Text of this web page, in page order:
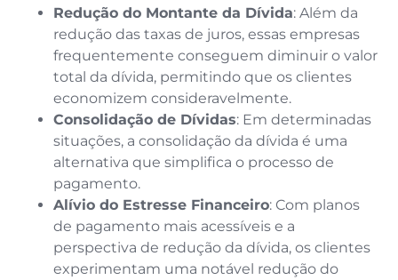
Redução do Montante da Dívida: Além da
redução das taxas de juros, essas empresas
frequentemente conseguem diminuir o valor
total da dívida, permitindo que os clientes
economizem consideravelmente.
Consolidação de Dívidas: Em determinadas
situações, a consolidação da dívida é uma
alternativa que simplifica o processo de
pagamento.
Alívio do Estresse Financeiro: Com planos
de pagamento mais acessíveis e a
perspectiva de redução da dívida, os clientes
experimentam uma notável redução do